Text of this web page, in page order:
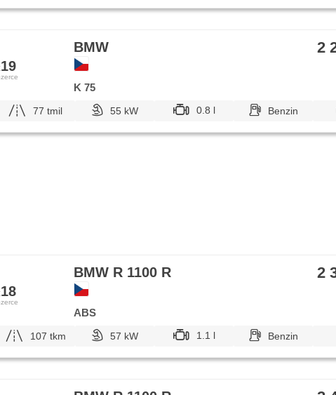
19
BMW 2
K 75
77 tmil 55 kW 0.8 l Benzin
18
BMW R 1100 R 2
ABS
107 tkm 57 kW 1.1 l Benzin